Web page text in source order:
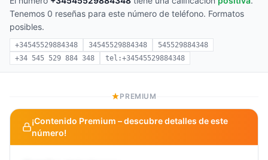
Tenemos 0 reseñas para este número de teléfono. Formatos
posibles.
+34545529884348 34545529884348
545529884348
+34 545 529 884 348
tel:+34545529884348
PREMIUM
¡Contenido Premium – descubre detalles de este
número!